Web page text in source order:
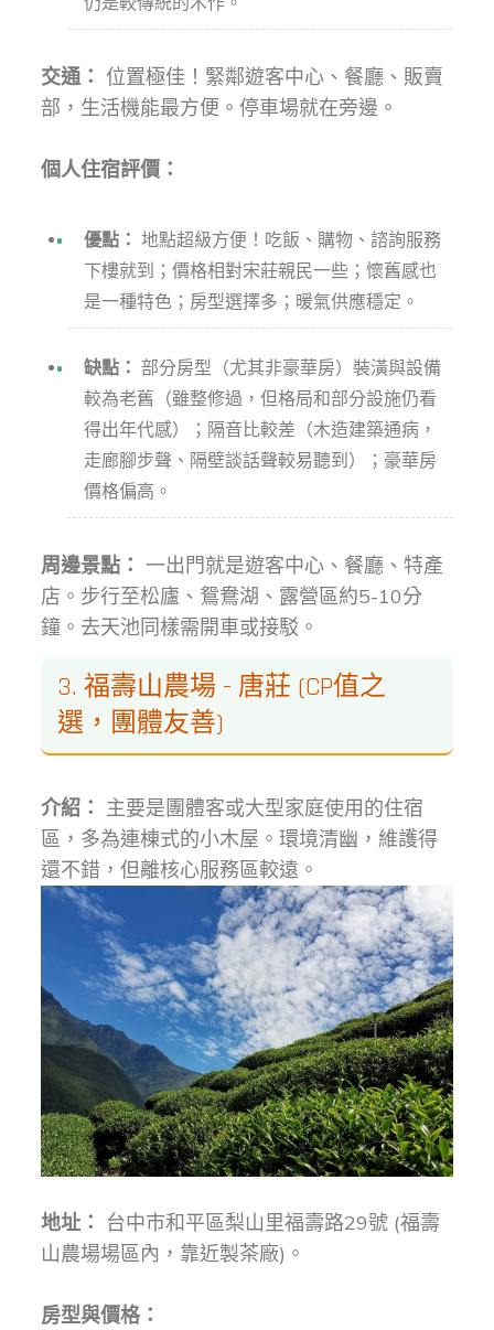
交通： 位置極佳！緊鄰遊客中心、餐廳、販賣
部，生活機能最方便。停車場就在旁邊。
個人住宿評價：
優點： 地點超級方便！吃飯、購物、諮詢服務
下樓就到；價格相對宋莊親民一些；懷舊感也
是一種特色；房型選擇多；暖氣供應穩定。
缺點： 部分房型（尤其非豪華房）裝潢與設備
較為老舊（雖整修過，但格局和部分設施仍看
得出年代感）；隔音比較差（木造建築通病，
走廊腳步聲、隔壁談話聲較易聽到）；豪華房
價格偏高。
周邊景點： 一出門就是遊客中心、餐廳、特產
店。步行至松廬、鴛鴦湖、露營區約5-10分
鐘。去天池同樣需開車或接駁。
3. 福壽山農場 - 唐莊 (CP值之
選，團體友善)
介紹： 主要是團體客或大型家庭使用的住宿
區，多為連棟式的小木屋。環境清幽，維護得
還不錯，但離核心服務區較遠。
地址：
台中市和平區梨山里福壽路29號 (福壽
山農場場區內，靠近製茶廠)。
房型與價格：